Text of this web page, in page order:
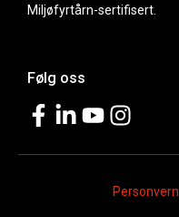
Miljøfyrtårn-sertifisert.
Følg oss
Personvern